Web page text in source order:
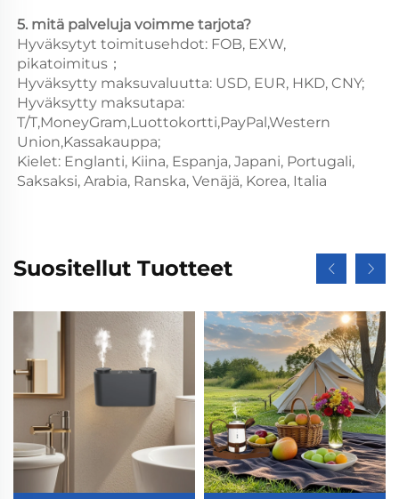
5. mitä palveluja voimme tarjota?
Hyväksytyt toimitusehdot: FOB, EXW,
pikatoimitus；
Hyväksytty maksuvaluutta: USD, EUR, HKD, CNY;
Hyväksytty maksutapa:
T/T,MoneyGram,Luottokortti,PayPal,Western
Union,Kassakauppa;
Kielet: Englanti, Kiina, Espanja, Japani, Portugali,
Saksaksi, Arabia, Ranska, Venäjä, Korea, Italia
Suositellut Tuotteet